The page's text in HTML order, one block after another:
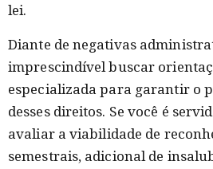
lei.
Diante de negativas
imprescindível buscar
especializada para garantir o
desses direitos. Se você é
avaliar a viabilidade de
semestrais, adicional de